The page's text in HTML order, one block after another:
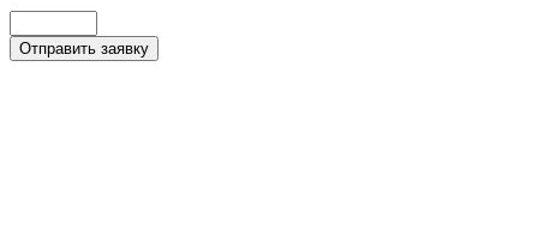
Отправить заявку